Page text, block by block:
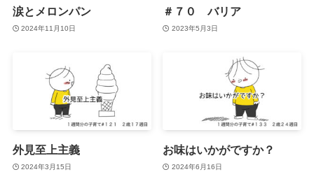
涙とメロンパン
2024年11月10日
＃７０ バリア
2023年5月3日
外見至上主義
2024年3月15日
お味はいかがですか？
2024年6月16日